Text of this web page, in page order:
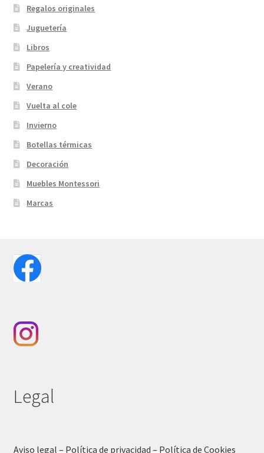
Regalos originales
Juguetería
Libros
Papelería y creatividad
Verano
Vuelta al cole
Invierno
Botellas térmicas
Decoración
Muebles Montessori
Marcas
Legal
Aviso legal – Política de privacidad – Política de Cookies